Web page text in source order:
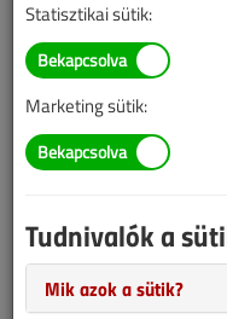
meg. Összeszedtük
közül a pályázók
Statisztikai sütik:
Marketing sütik:
Tudnivalók a
Mik azok a sütik?